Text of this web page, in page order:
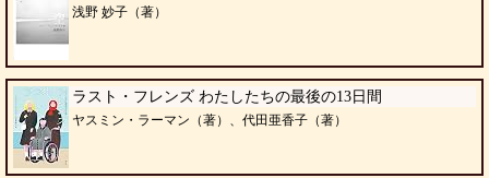
浅野 妙子（著）
ラスト・フレンズ わたしたちの最後の13日間
ヤスミン・ラーマン（著）、代田亜香子（著）